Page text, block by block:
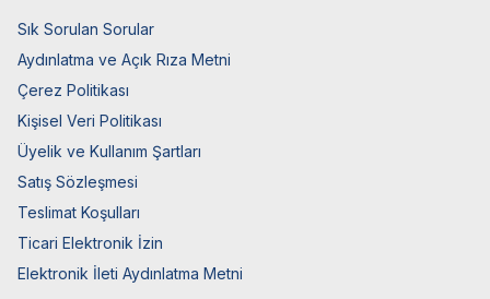
Sık Sorulan Sorular
Aydınlatma ve Açık Rıza Metni
Çerez Politikası
Kişisel Veri Politikası
Üyelik ve Kullanım Şartları
Satış Sözleşmesi
Teslimat Koşulları
Ticari Elektronik İzin
Elektronik İleti Aydınlatma Metni